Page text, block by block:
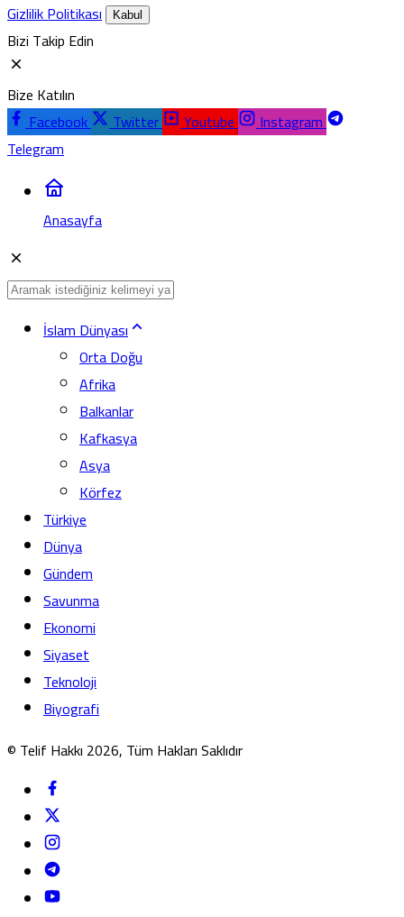
Gizlilik Politikası
Kabul
Bizi Takip Edin
Bize Katılın
Facebook
Twitter Youtube
Instagram
Telegram
Anasayfa
İslam Dünyası
Orta Doğu
Afrika
Balkanlar
Kafkasya
Asya
Körfez
Türkiye
Dünya
Gündem
Savunma
Ekonomi
Siyaset
Teknoloji
Biyografi
© Telif Hakkı 2026, Tüm Hakları Saklıdır